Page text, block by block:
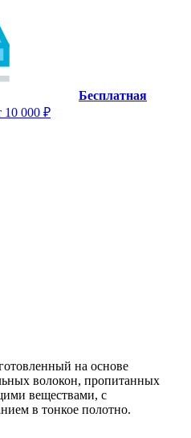
Бесплатная
10 000 ₽
на основе
волокон, пропитанных
веществами, с
в тонкое полотно.